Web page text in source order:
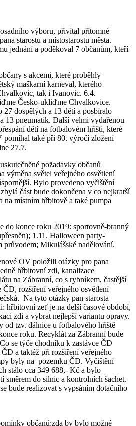
výboru, přivítal přítomné
starostu a místostarostu města.
jednání a poděkoval 7 občanům, kteří
s akcemi, které proběhly
maškarní karneval, kterého
tak i Ivanovic. 6.4.
Česko-ukliďme Chvalkovice.
27 dospělých a 13 dětí a posbíralo
13 pneumatik. Další velmi vydařenou
dětí na fotbalovém hřišti, které
pomíhal také při 80. výročí zložení
27.7.
požadavky občanů
výměna světel veřejného osvětlení
Bylo provedeno vyčištění
část bude dokončena v co nejkratší
na místním hřbitově a také pumpa
do konce roku 2019: sportovně-branný
1.11. Halloween party-
průvodem; Mikulášské nadělování.
OV položili otázky pro pana
hřbitovní zdi, kanalizace
na Zábranní, co s rybníkem, častější
ČD, rozšíření veřejného osvětlení
Na tyto otázky pan starosta
hřbitovní zeť je na delší časové období,
zdi a vybrat nejlepší variantu opravy.
od tzv. dálnice u fotbalového hřiště
roku. Recyklát za Zábranní bude
se týče chodníku k zastávce ČD
a taktéž při rozšíření veřejného
byly na pozemku ČD. Vyčištění
stálo cca 349 688,- Kč a bylo
směrem do silnic a kontrolních šachet.
bude realizovat s vypsáním dotačního
občanů:zda by bylo možné